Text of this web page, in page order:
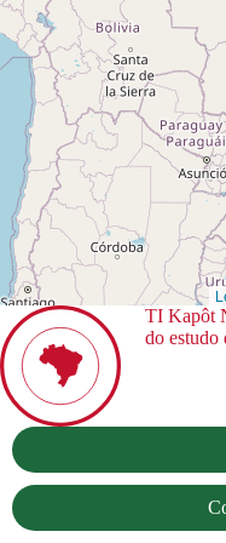
TI Kapôt
do estudo